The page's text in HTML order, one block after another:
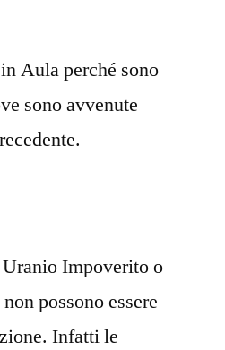
Aula perché sono
sono avvenute
Impoverito o
possono essere
Infatti le